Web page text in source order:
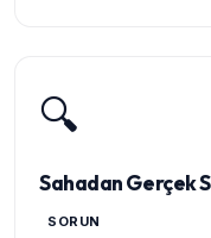
🔍
Sahadan Gerçek
SORUN